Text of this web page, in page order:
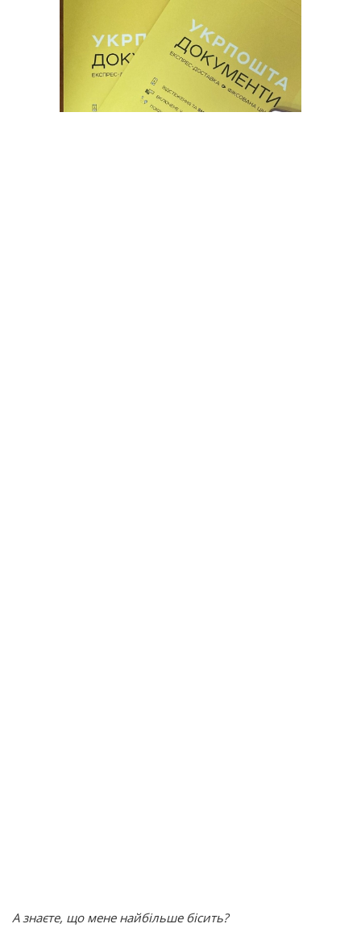
А знаєте, що мене найбільше бісить?